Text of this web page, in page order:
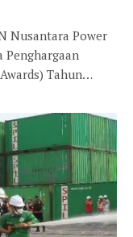
Nusantara Power
Penghargaan
Tahun…